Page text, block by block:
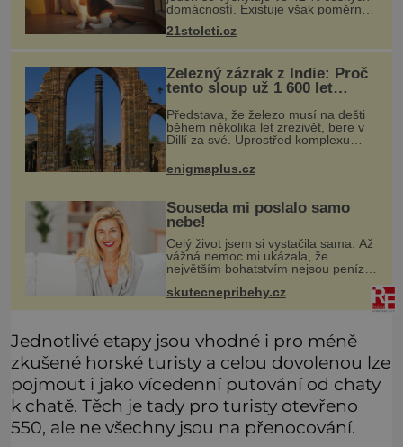
domácností. Existuje však poměrně
pořídili, ale nemohou, protože jsou
alergičtí. Jejich imu
21stoleti.cz
Železný zázrak z Indie: Proč
tento sloup už 1 600 let
nezná rez?
Představa, že železo musí na dešti
během několika let zrezivět, bere v
Dillí za své. Uprostřed komplexu
Qutb stojí více než sedm metrů
vysoký železný sloup, který už
přibližně 1 600 let odolává počasí
enigmaplus.cz
Souseda mi poslalo samo
nebe!
Celý život jsem si vystačila sama. Až
vážná nemoc mi ukázala, že
největším bohatstvím nejsou peníze
ochotný podat pomocnou ruku.
skutecnepribehy.cz
Jednotlivé etapy jsou vhodné i pro méně
zkušené horské turisty a celou dovolenou lze
pojmout i jako vícedenní putování od chaty
k chatě. Těch je tady pro turisty otevřeno
550, ale ne všechny jsou na přenocování.